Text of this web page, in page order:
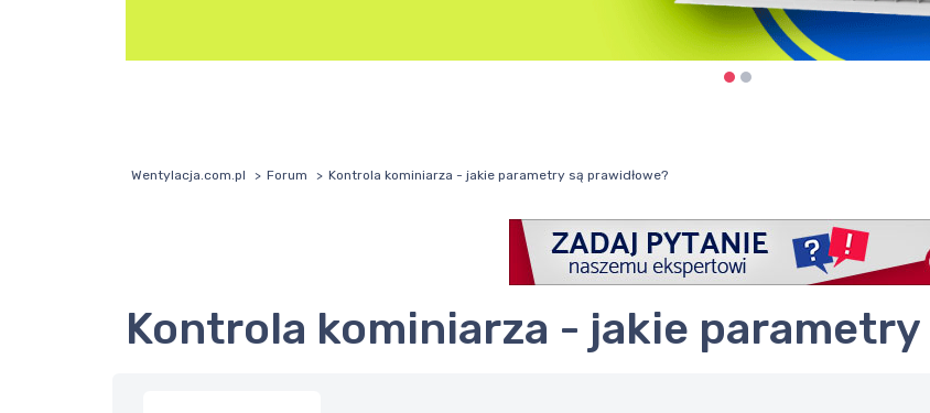
Wentylacja.com.pl Forum Kontrola kominiarza - jakie parametry są prawidłowe?
Kontrola kominiarza - jakie parametry